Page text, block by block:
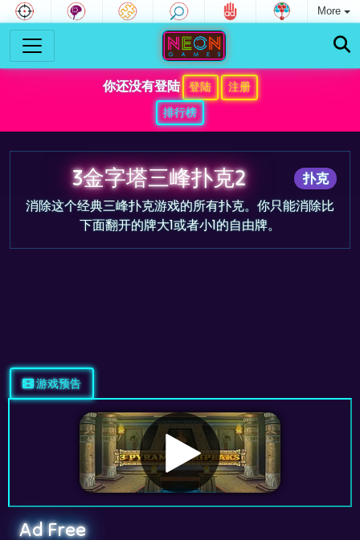
More
你还没有登陆 登陆
注册
排行榜
扑克
3金字塔三峰扑克2
消除这个经典三峰扑克游戏的所有扑克。你只能消除比
下面翻开的牌大1或者小1的自由牌。
Ad Free